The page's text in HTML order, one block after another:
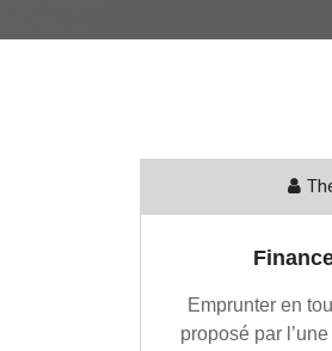
Emprunter en
proposé par